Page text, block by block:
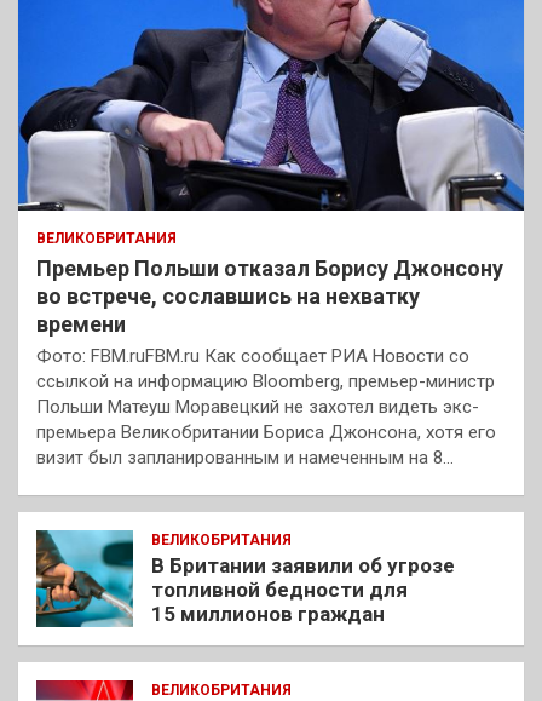
ВЕЛИКОБРИТАНИЯ
Премьер Польши отказал Борису Джонсону
во встрече, сославшись на нехватку
времени
Фото: FBM.ruFBM.ru Как сообщает РИА Новости со
ссылкой на информацию Bloomberg, премьер-министр
Польши Матеуш Моравецкий не захотел видеть экс-
премьера Великобритании Бориса Джонсона, хотя его
визит был запланированным и намеченным на 8…
ВЕЛИКОБРИТАНИЯ
В Британии заявили об угрозе
топливной бедности для
15 миллионов граждан
ВЕЛИКОБРИТАНИЯ